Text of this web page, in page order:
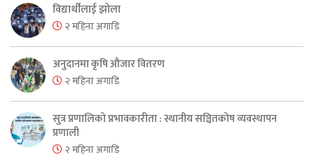
विद्यार्थीलाई झोला
२ महिना अगाडि
अनुदानमा कृषि औजार वितरण
२ महिना अगाडि
सुत्र प्रणालिको प्रभावकारीता : स्थानीय सञ्चितकोष व्यवस्थापन
प्रणाली
२ महिना अगाडि